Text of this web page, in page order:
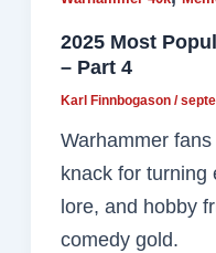
2025 Most
– Part 4
Karl Finnbogason/
Warhammer
knack for turning
lore, and hobby
comedy gold.